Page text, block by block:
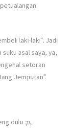
laki-laki”. Jadi
asal saya, ya,
setoran
Jemputan”.
dulu :p,